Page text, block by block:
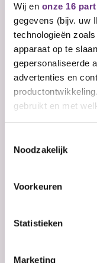
Wij en onze 16
gegevens (bijv. uw
technologieën
apparaat op te
gepersonaliseerde
advertenties en
gebruikt en met
Informatie
Uw
scannen op
verwerkt en stel uw
Noodzakelijk
Voorkeuren
Statistieken
Marketing
De
Ben je
aan een hbo